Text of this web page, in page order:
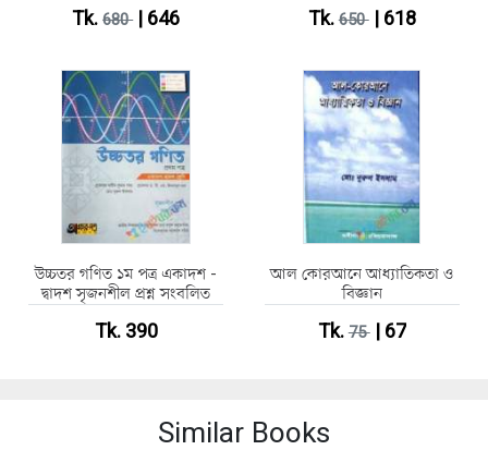
Tk.680| 646 Tk.650| 618
উচ্চতর গণিত ১ম পত্র একাদশ -
দ্বাদশ সৃজনশীল প্রশ্ন সংবলিত
Tk. 390
আল কোরআনে আধ্যাতিকতা ও
বিজ্ঞান
Tk.75| 67
Similar Books